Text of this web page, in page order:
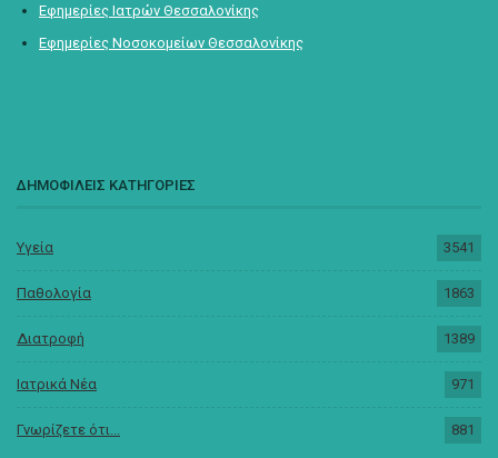
Εφημερίες Ιατρών Θεσσαλονίκης
Εφημερίες Νοσοκομείων Θεσσαλονίκης
ΔΗΜΟΦΙΛΕΙΣ ΚΑΤΗΓΟΡΙΕΣ
Υγεία 3541
Παθολογία 1863
Διατροφή 1389
Ιατρικά Νέα 971
Γνωρίζετε ότι... 881